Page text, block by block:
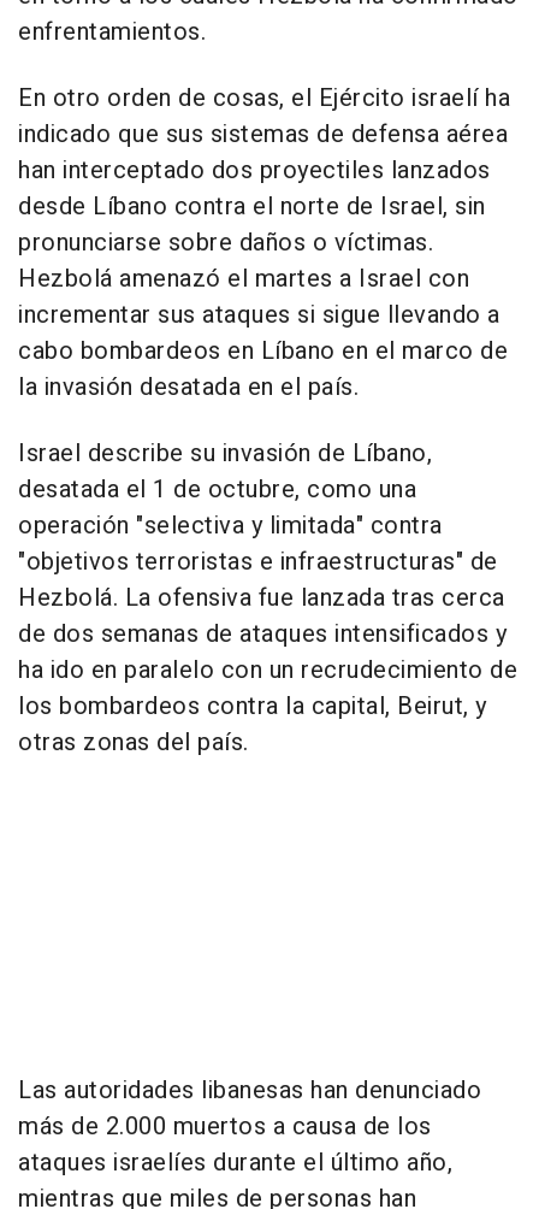
enfrentamientos.
En otro orden de cosas, el Ejército israelí ha
indicado que sus sistemas de defensa aérea
han interceptado dos proyectiles lanzados
desde Líbano contra el norte de Israel, sin
pronunciarse sobre daños o víctimas.
Hezbolá amenazó el martes a Israel con
incrementar sus ataques si sigue llevando a
cabo bombardeos en Líbano en el marco de
la invasión desatada en el país.
Israel describe su invasión de Líbano,
desatada el 1 de octubre, como una
operación "selectiva y limitada" contra
"objetivos terroristas e infraestructuras" de
Hezbolá. La ofensiva fue lanzada tras cerca
de dos semanas de ataques intensificados y
ha ido en paralelo con un recrudecimiento de
los bombardeos contra la capital, Beirut, y
otras zonas del país.
Las autoridades libanesas han denunciado
más de 2.000 muertos a causa de los
ataques israelíes durante el último año,
mientras que miles de personas han